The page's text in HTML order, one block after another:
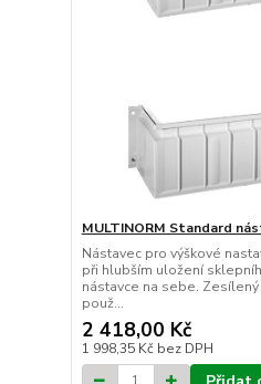
MULTINORM Standard
Nástavec pro výškové
při hlubším uložení
nástavce na sebe.
použ...
2 418,00 Kč
1 998,35 Kč bez DPH